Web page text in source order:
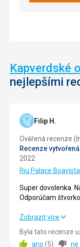
Kapverdské
nejlepšími
Filip H.
Recenze
2022
Riu Palace Boavista
Super dovolenka.
Odporúčam
krajina s
Super dovolenka.
rents - privátnejšie,
Zobrazit více
Byla tato recenze
ano (5) ne